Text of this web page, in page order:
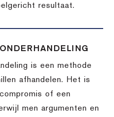
resultaat.
is een methode
afhandelen. Het is
of een
men argumenten en